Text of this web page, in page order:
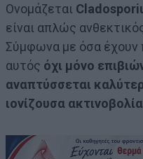
Ονομάζεται
είναι απλώς
Σύμφωνα με όσα έχουν
αυτός όχι μόνο
αναπτύσσεται
ιονίζουσα ακτινοβολία